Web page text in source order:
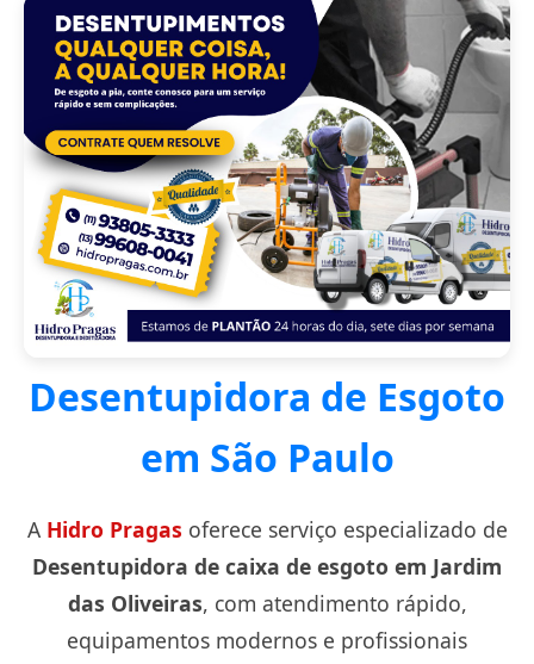
Desentupidora de Esgoto
em São Paulo
A Hidro Pragas oferece serviço especializado de
Desentupidora de caixa de esgoto em Jardim
das Oliveiras, com atendimento rápido,
equipamentos modernos e profissionais